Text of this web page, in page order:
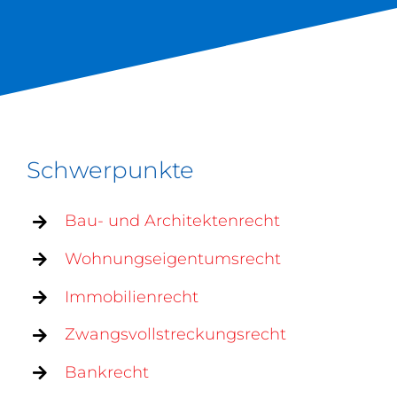
Schwerpunkte
Bau- und Architektenrecht
Wohnungseigentumsrecht
Immobilienrecht
Zwangsvollstreckungsrecht
Bankrecht